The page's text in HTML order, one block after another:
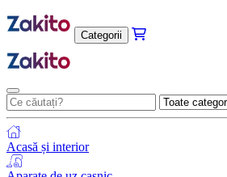
Categorii
Acasă și interior